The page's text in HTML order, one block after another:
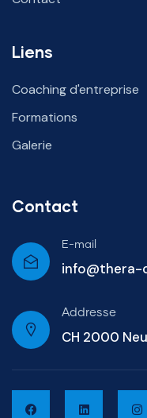
Liens
Coaching d'entreprise
Formations
Galerie
Contact
E-mail
info@thera-
Addresse
CH 2000